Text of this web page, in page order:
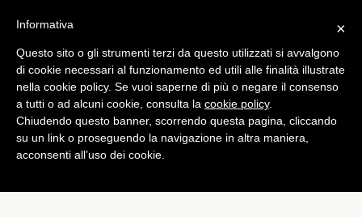
×
Informativa
Questo sito o gli strumenti terzi da questo utilizzati si avvalgono
di cookie necessari al funzionamento ed utili alle finalità illustrate
nella cookie policy. Se vuoi saperne di più o negare il consenso
a tutti o ad alcuni cookie, consulta la cookie policy.
Chiudendo questo banner, scorrendo questa pagina, cliccando
su un link o proseguendo la navigazione in altra maniera,
acconsenti all’uso dei cookie.